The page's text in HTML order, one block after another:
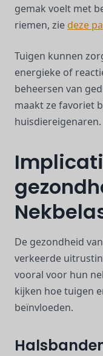
gemak voelt met
riemen, zie deze
Tuigen kunnen
energieke of
beheersen van
maakt ze favoriet
huisdiereigenaren.
De gezondheid
verkeerde
vooral voor hun
kijken hoe tuigen
beïnvloeden.